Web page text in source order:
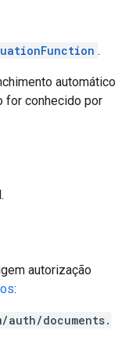
.
automático
for conhecido por
autorização
:
auth/documents.